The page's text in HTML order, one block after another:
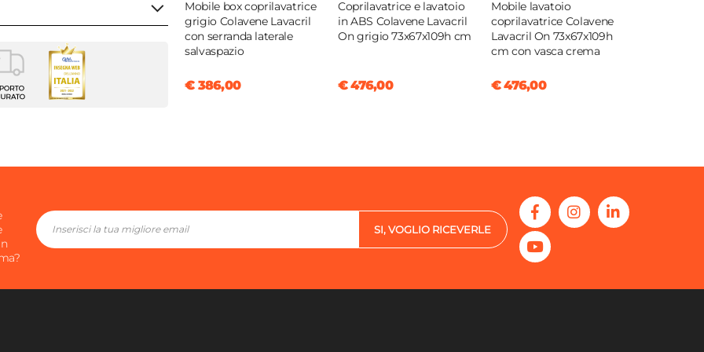
Interni
Mobile box coprilavatrice
grigio Colavene Lavacril
con serranda laterale
salvaspazio
€ 386,00
Coprilavatrice e lavatoio
in ABS Colavene Lavacril
On grigio 73x67x109h cm
€ 476,00
Mobile lavatoio
coprilavatrice Colavene
Lavacril On 73x67x109h
cm con vasca crema
€ 476,00
SI, VOGLIO RICEVERLE